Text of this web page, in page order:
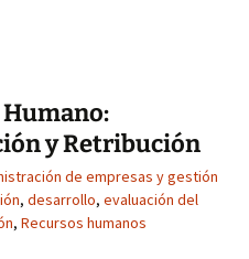
y Retribución
de empresas y gestión
, desarrollo, evaluación del
, Recursos humanos